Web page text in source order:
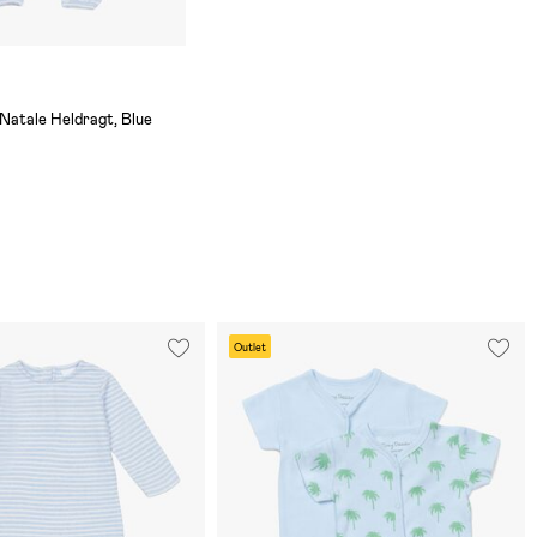
Heldragt, Blue
Outlet